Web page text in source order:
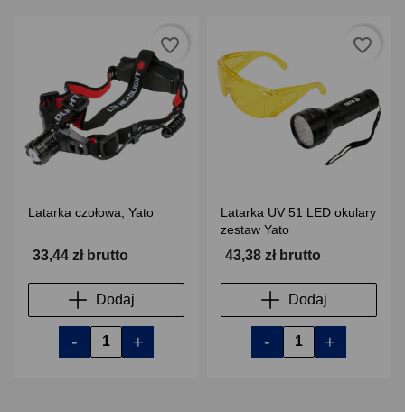
Latarka czołowa, Yato
33,44 zł brutto
Dodaj
- +
favorite_border
Latarka UV 51 LED okulary
zestaw Yato
43,38 zł brutto
Dodaj
- +
favorite_border